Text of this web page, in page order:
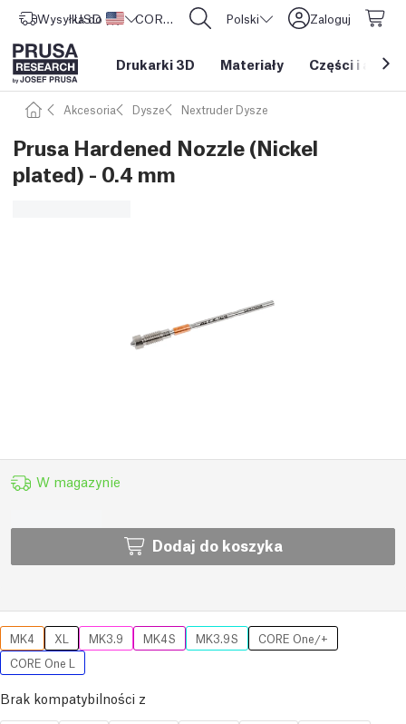
Wysyłka do Stany Zjednoczone
USD ($) CORE One L: Już w sprzedaży! Polski Zaloguj
Drukarki 3D Materiały Części i
Akcesoria Dysze Nextruder Dysze
Prusa Hardened Nozzle (Nickel
plated) - 0.4 mm
W magazynie
Dodaj do koszyka
MK4 XL MK3.9 MK4S MK3.9S
CORE One/+
CORE One L
Brak kompatybilności z